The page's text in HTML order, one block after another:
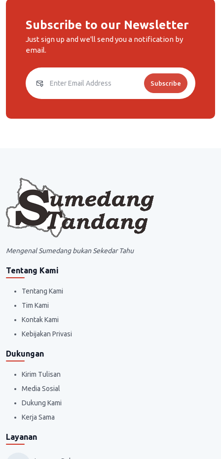
Subscribe to our Newsletter
Just sign up and we'll send you a notification by
email.
Subscribe
Mengenal Sumedang bukan Sekedar Tahu
Tentang Kami
Tentang Kami
Tim Kami
Kontak Kami
Kebijakan Privasi
Dukungan
Kirim Tulisan
Media Sosial
Dukung Kami
Kerja Sama
Layanan